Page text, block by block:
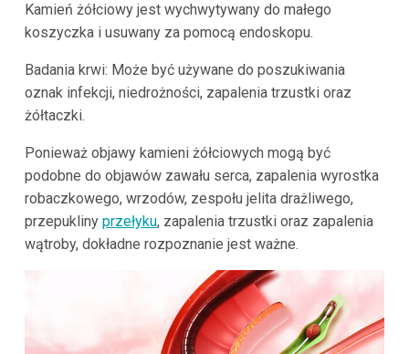
Kamień żółciowy jest wychwytywany do małego
koszyczka i usuwany za pomocą endoskopu.
Badania krwi: Może być używane do poszukiwania
oznak infekcji, niedrożności, zapalenia trzustki oraz
żółtaczki.
Ponieważ objawy kamieni żółciowych mogą być
podobne do objawów zawału serca, zapalenia wyrostka
robaczkowego, wrzodów, zespołu jelita drażliwego,
przepukliny przełyku, zapalenia trzustki oraz zapalenia
wątroby, dokładne rozpoznanie jest ważne.